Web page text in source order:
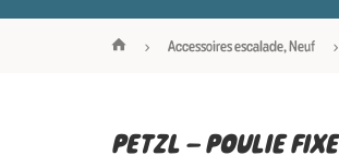
Accessoires escalade,Neuf
PETZL – POULIE FIXE